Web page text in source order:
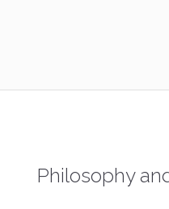
Philosophy